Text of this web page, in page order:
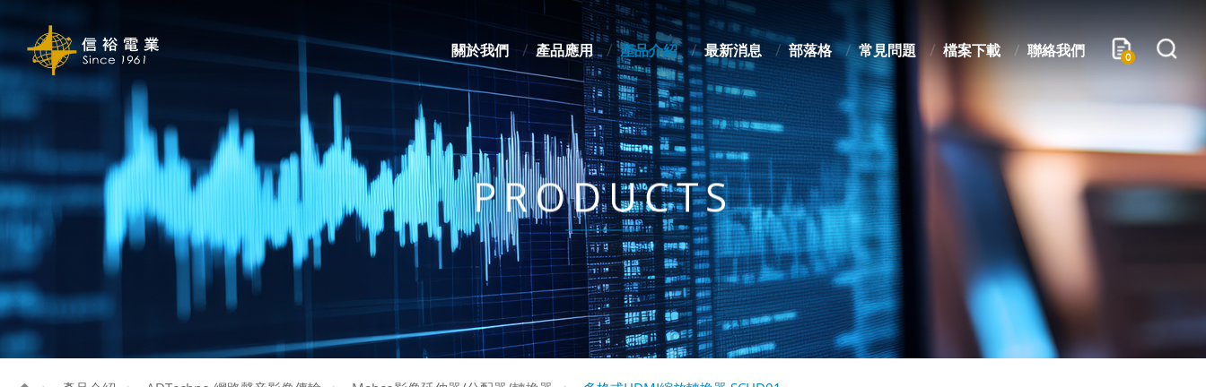
關於我們 產品應用 產品介紹 最新消息 部落格 常見問題 檔案下載 聯絡我們 0
PRODUCTS